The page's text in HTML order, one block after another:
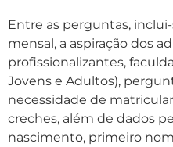
Entre as perguntas,
mensal, a aspiração dos
profissionalizantes,
Jovens e Adultos),
necessidade de
creches, além de dados
nascimento, primeiro